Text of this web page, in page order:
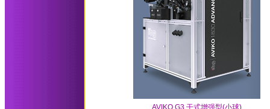
AVIKO G3 干式增强型(小球)